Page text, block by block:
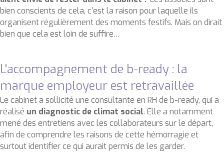
bien conscients de cela, c’est la raison pour laquelle ils
organisent régulièrement des moments festifs. Mais on dirait
bien que cela est loin de suffire…
L'accompagnement de b-ready : la
marque employeur est retravaillée
Le cabinet a sollicité une consultante en RH de b-ready, qui a
réalisé un diagnostic de climat social. Elle a notamment
mené des entretiens avec les collaborateurs sur le départ,
afin de comprendre les raisons de cette hémorragie et
surtout identifier ce qui aurait permis de les garder.